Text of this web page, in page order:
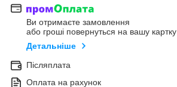
Ви отримаєте замовлення
або гроші повернуться на вашу картку
Детальніше
Післяплата
Оплата на рахунок